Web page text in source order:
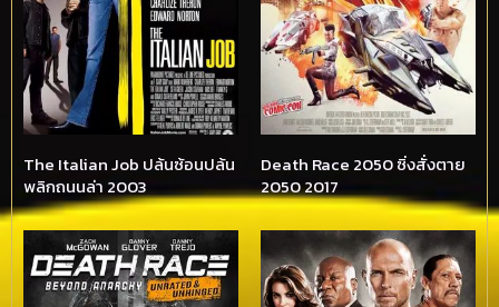
The Italian Job ปล้นซ้อนปล้น
พลิกถนนล่า 2003
Death Race 2050 ซิ่งสั่งตาย
2050 2017